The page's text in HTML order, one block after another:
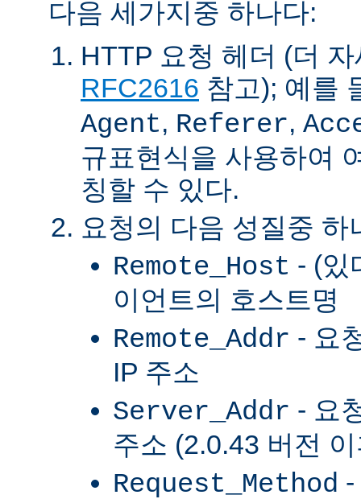
다음 세가지중 하나다:
HTTP 요청 헤더 (더
RFC2616 참고); 예를
Agent, Referer,
규표현식을 사용하여
칭할 수 있다.
요청의 다음 성질중 하
Remote_Host - (있
이언트의 호스트명
Remote_Addr - 요
IP 주소
Server_Addr - 요
주소 (2.0.43 버전
Request_Method